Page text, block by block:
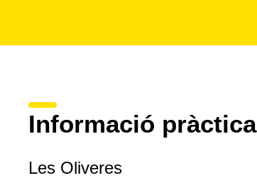
Informació pràctica
Les Oliveres